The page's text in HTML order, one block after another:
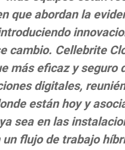
que abordan la
cambio. Cellebrite
más eficaz y seguro
digitales,
están hoy y
sea en las
un flujo de trabajo